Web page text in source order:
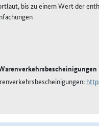
bis zu einem Wert der